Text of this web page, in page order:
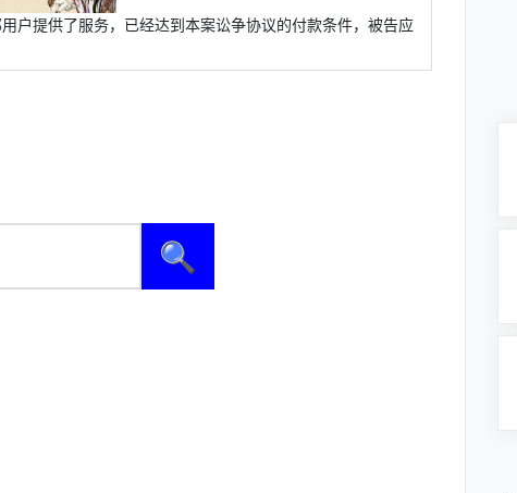
户提供了服务，已经达到本案讼争协议的付款条件，被告应
🔍